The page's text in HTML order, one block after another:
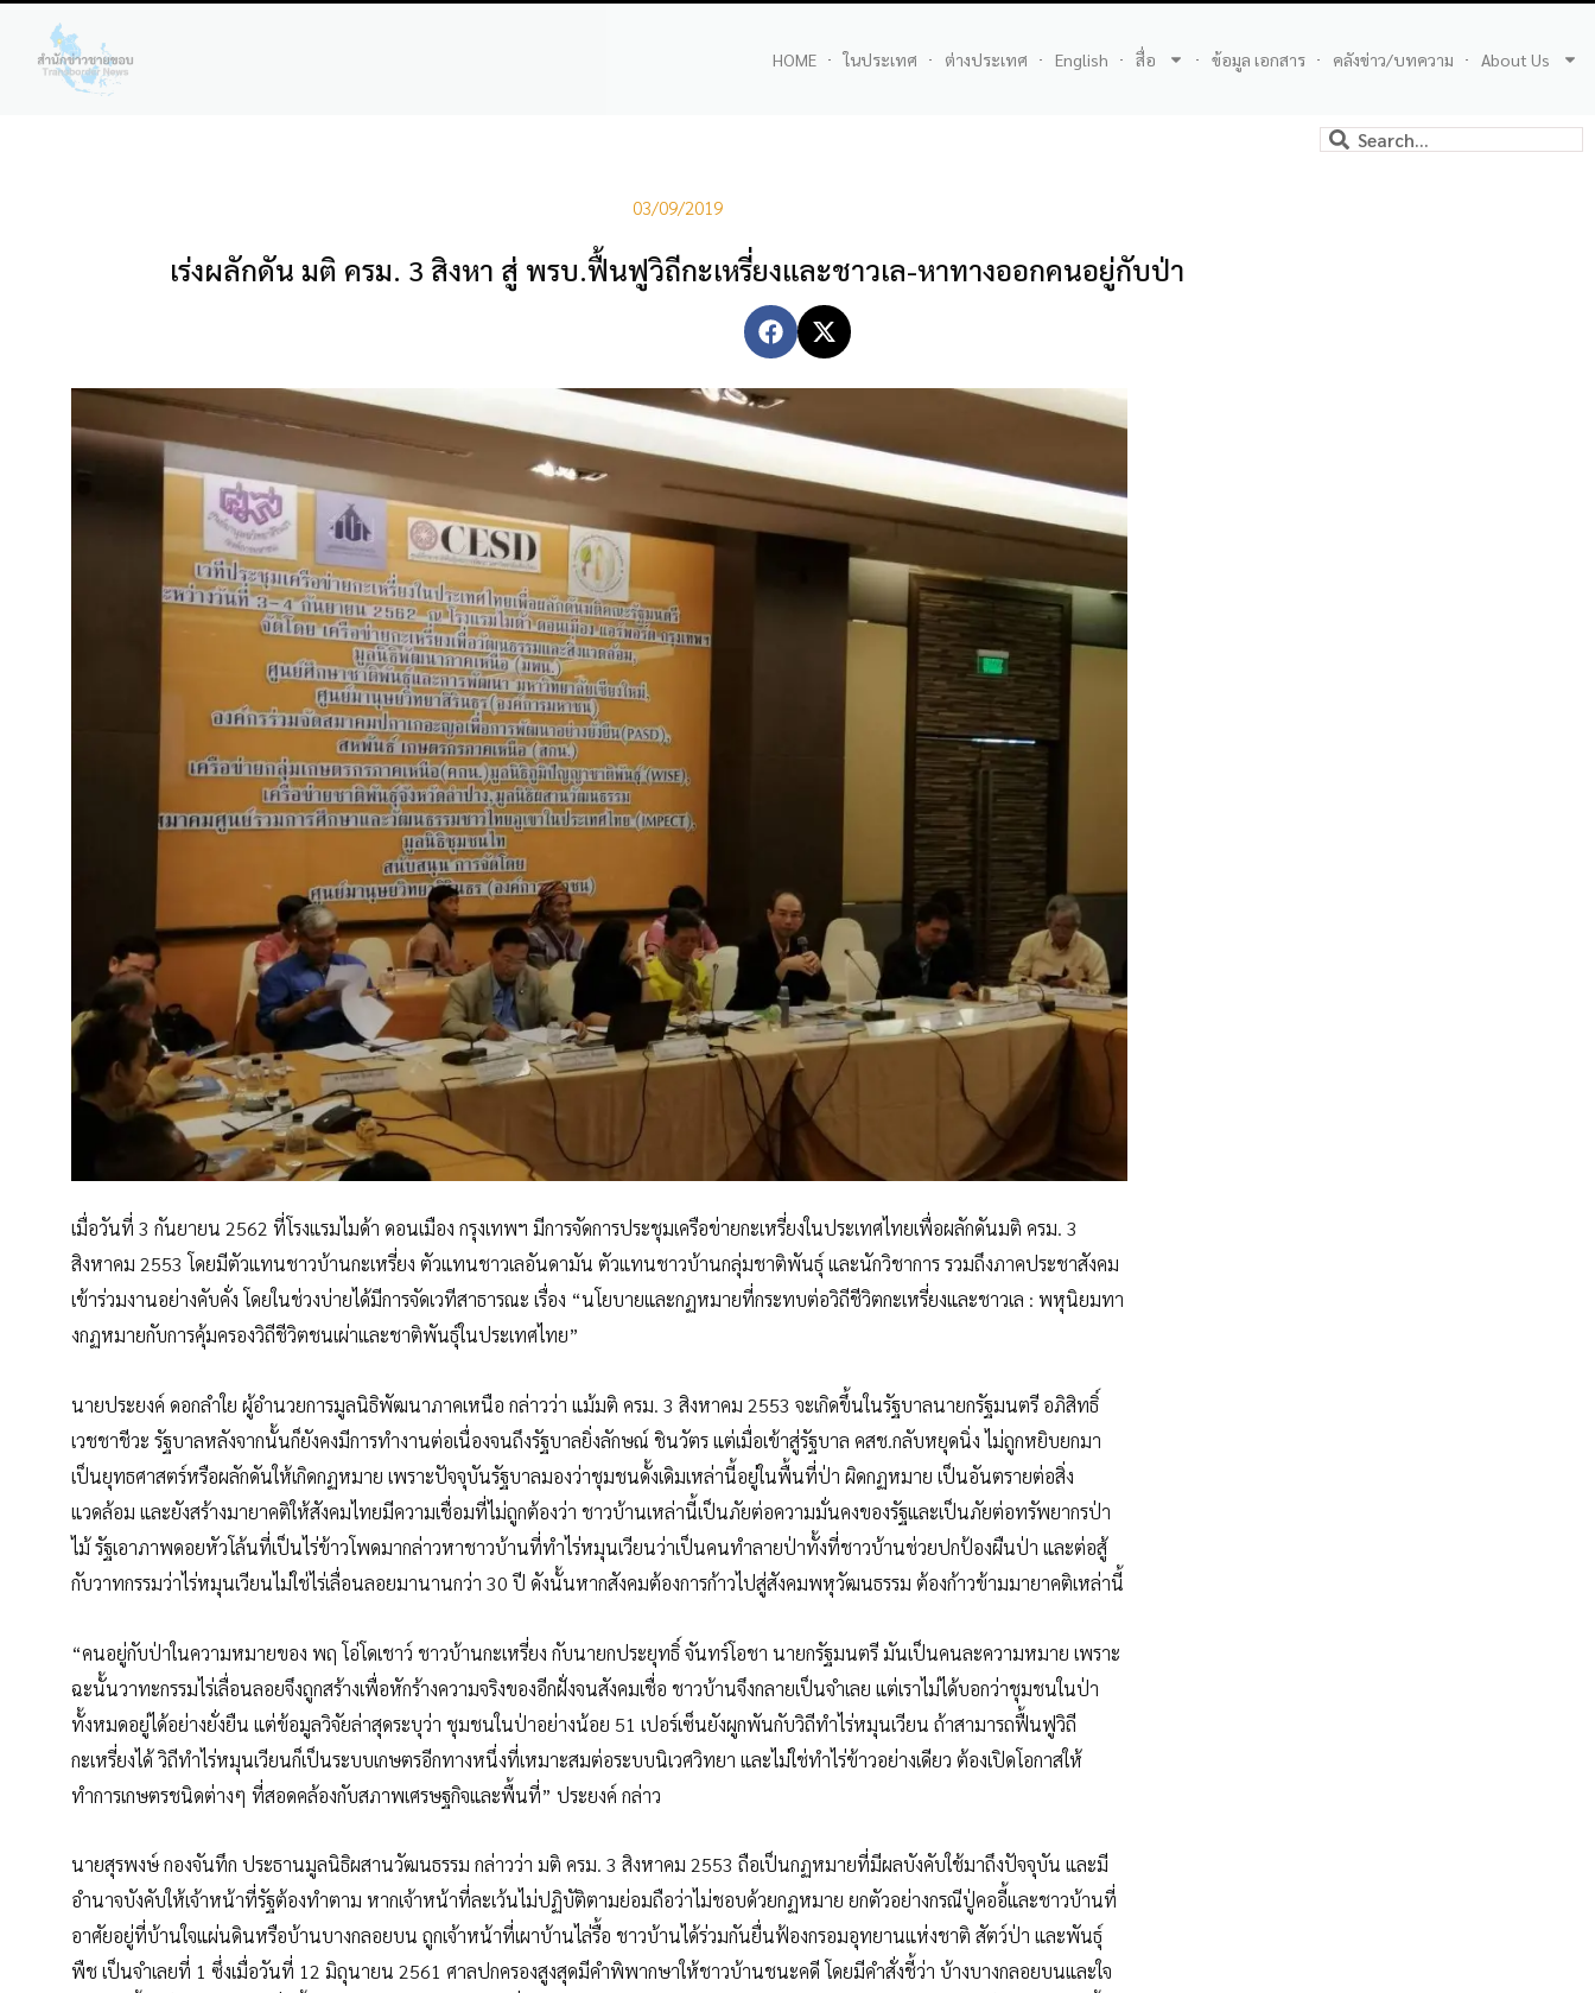
HOME ในประเทศ ต่างประเทศ English สื่อ ข้อมูล เอกสาร คลังข่าว/บทความ About Us
03/09/2019
เร่งผลักดัน มติ ครม. 3 สิงหา สู่ พรบ.ฟื้นฟูวิถีกะเหรี่ยงและชาวเล-หาทางออกคนอยู่กับป่า
เมื่อวันที่ 3 กันยายน 2562 ที่โรงแรมไมด้า ดอนเมือง กรุงเทพฯ มีการจัดการประชุมเครือข่ายกะเหรี่ยงในประเทศไทยเพื่อผลักดันมติ ครม. 3
สิงหาคม 2553 โดยมีตัวแทนชาวบ้านกะเหรี่ยง ตัวแทนชาวเลอันดามัน ตัวแทนชาวบ้านกลุ่มชาติพันธุ์ และนักวิชาการ รวมถึงภาคประชาสังคม
เข้าร่วมงานอย่างคับคั่ง โดยในช่วงบ่ายได้มีการจัดเวทีสาธารณะ เรื่อง “นโยบายและกฏหมายที่กระทบต่อวิถีชีวิตกะเหรี่ยงและชาวเล : พหุนิยมทา
งกฏหมายกับการคุ้มครองวิถีชีวิตชนเผ่าและชาติพันธุ์ในประเทศไทย”
นายประยงค์ ดอกลำใย ผู้อำนวยการมูลนิธิพัฒนาภาคเหนือ กล่าวว่า แม้มติ ครม. 3 สิงหาคม 2553 จะเกิดขึ้นในรัฐบาลนายกรัฐมนตรี อภิสิทธิ์
เวชชาชีวะ รัฐบาลหลังจากนั้นก็ยังคงมีการทำงานต่อเนื่องจนถึงรัฐบาลยิ่งลักษณ์ ชินวัตร แต่เมื่อเข้าสู่รัฐบาล คสช.กลับหยุดนิ่ง ไม่ถูกหยิบยกมา
เป็นยุทธศาสตร์หรือผลักดันให้เกิดกฏหมาย เพราะปัจจุบันรัฐบาลมองว่าชุมชนดั้งเดิมเหล่านี้อยู่ในพื้นที่ป่า ผิดกฏหมาย เป็นอันตรายต่อสิ่ง
แวดล้อม และยังสร้างมายาคติให้สังคมไทยมีความเชื่อมที่ไม่ถูกต้องว่า ชาวบ้านเหล่านี้เป็นภัยต่อความมั่นคงของรัฐและเป็นภัยต่อทรัพยากรป่า
ไม้ รัฐเอาภาพดอยหัวโล้นที่เป็นไร่ข้าวโพดมากล่าวหาชาวบ้านที่ทำไร่หมุนเวียนว่าเป็นคนทำลายป่าทั้งที่ชาวบ้านช่วยปกป้องผืนป่า และต่อสู้
กับวาทกรรมว่าไร่หมุนเวียนไม่ใช่ไร่เลื่อนลอยมานานกว่า 30 ปี ดังนั้นหากสังคมต้องการก้าวไปสู่สังคมพหุวัฒนธรรม ต้องก้าวข้ามมายาคติเหล่านี้
“คนอยู่กับป่าในความหมายของ พฤ โอ่โดเชาว์ ชาวบ้านกะเหรี่ยง กับนายกประยุทธิ์ จันทร์โอชา นายกรัฐมนตรี มันเป็นคนละความหมาย เพราะ
ฉะนั้นวาทะกรรมไร่เลื่อนลอยจึงถูกสร้างเพื่อหักร้างความจริงของอีกฝั่งจนสังคมเชื่อ ชาวบ้านจึงกลายเป็นจำเลย แต่เราไม่ได้บอกว่าชุมชนในป่า
ทั้งหมดอยู่ได้อย่างยั่งยืน แต่ข้อมูลวิจัยล่าสุดระบุว่า ชุมชนในป่าอย่างน้อย 51 เปอร์เซ็นยังผูกพันกับวิถีทำไร่หมุนเวียน ถ้าสามารถฟื้นฟูวิถี
กะเหรี่ยงได้ วิถีทำไร่หมุนเวียนก็เป็นระบบเกษตรอีกทางหนึ่งที่เหมาะสมต่อระบบนิเวศวิทยา และไม่ใช่ทำไร่ข้าวอย่างเดียว ต้องเปิดโอกาสให้
ทำการเกษตรชนิดต่างๆ ที่สอดคล้องกับสภาพเศรษฐกิจและพื้นที่” ประยงค์ กล่าว
นายสุรพงษ์ กองจันทึก ประธานมูลนิธิผสานวัฒนธรรม กล่าวว่า มติ ครม. 3 สิงหาคม 2553 ถือเป็นกฏหมายที่มีผลบังคับใช้มาถึงปัจจุบัน และมี
อำนาจบังคับให้เจ้าหน้าที่รัฐต้องทำตาม หากเจ้าหน้าที่ละเว้นไม่ปฏิบัติตามย่อมถือว่าไม่ชอบด้วยกฏหมาย ยกตัวอย่างกรณีปู่คออี้และชาวบ้านที่
อาศัยอยู่ที่บ้านใจแผ่นดินหรือบ้านบางกลอยบน ถูกเจ้าหน้าที่เผาบ้านไล่รื้อ ชาวบ้านได้ร่วมกันยื่นฟ้องกรอมอุทยานแห่งชาติ สัตว์ป่า และพันธุ์
พืช เป็นจำเลยที่ 1 ซึ่งเมื่อวันที่ 12 มิถุนายน 2561 ศาลปกครองสูงสุดมีคำพิพากษาให้ชาวบ้านชนะคดี โดยมีคำสั่งชี้ว่า บ้างบางกลอยบนและใจ